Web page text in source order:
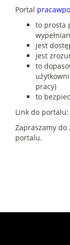
Portal
to prosta
jest
jest
to
pracy)
to
Link do portalu:
Zapraszamy do
portalu.